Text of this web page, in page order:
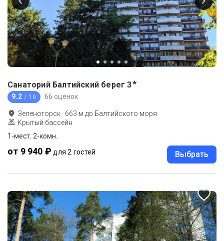
Санаторий Балтийский берег 3★
9.2 / 10 66 оценок
Зеленогорск · 663 м до Балтийского моря
Крытый бассейн
1-мест. 2-комн.
от 9 940 ₽ для 2 гостей Выбрать